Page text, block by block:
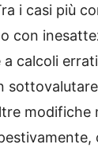
i casi più
con
calcoli
sottovalutare
modifiche